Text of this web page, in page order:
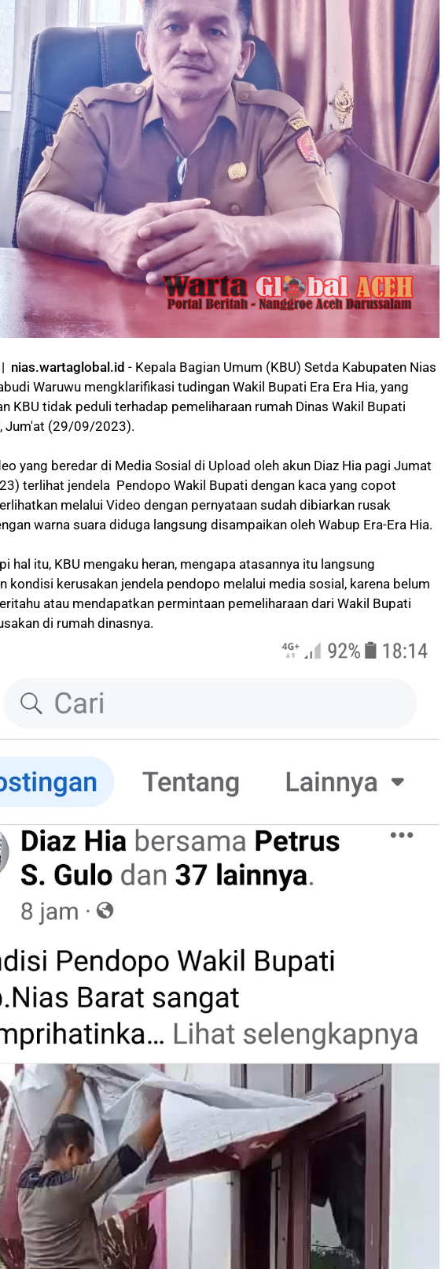
nias.wartaglobal.id - Kepala Bagian Umum (KBU) Setda Kabupaten Nias
Waruwu mengklarifikasi tudingan Wakil Bupati Era Era Hia, yang
KBU tidak peduli terhadap pemeliharaan rumah Dinas Wakil Bupati
Jum'at (29/09/2023).
yang beredar di Media Sosial di Upload oleh akun Diaz Hia pagi Jumat
terlihat jendela Pendopo Wakil Bupati dengan kaca yang copot
melalui Video dengan pernyataan sudah dibiarkan rusak
warna suara diduga langsung disampaikan oleh Wabup Era-Era Hia.
hal itu, KBU mengaku heran, mengapa atasannya itu langsung
kondisi kerusakan jendela pendopo melalui media sosial, karena belum
atau mendapatkan permintaan pemeliharaan dari Wakil Bupati
di rumah dinasnya.